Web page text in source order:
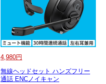
4,980円
無線ヘッドセット ハンズフリー
通話 ENCノイキャン